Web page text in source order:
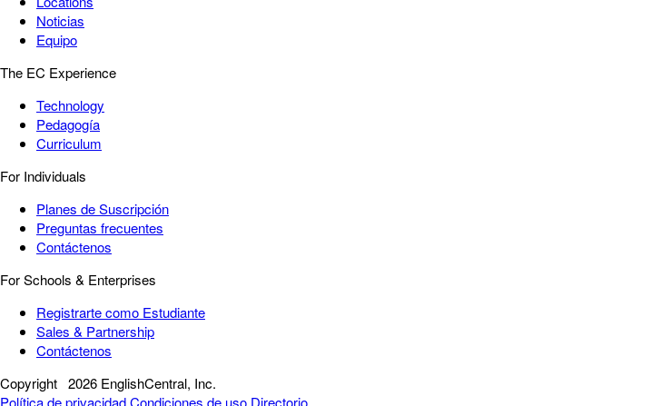
Noticias
Equipo
The EC Experience
Technology
Pedagogía
Curriculum
For Individuals
Planes de Suscripción
Preguntas frecuentes
Contáctenos
For Schools & Enterprises
Registrarte como Estudiante
Sales & Partnership
Contáctenos
Copyright 2026 EnglishCentral, Inc.